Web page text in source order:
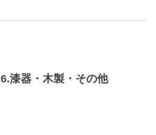
6.漆器・木製・その他